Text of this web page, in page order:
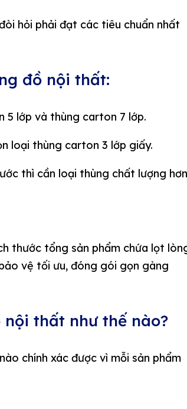
hỏi phải đạt các tiêu chuẩn nhất
đồ nội thất:
5 lớp và thùng carton 7 lớp.
loại thùng carton 3 lớp giấy.
thì cần loại thùng chất lượng hơn
thước tổng sản phẩm chứa lọt
vệ tối ưu, đóng gói gọn gàng
thất như thế nào?
chính xác được vì mỗi sản phẩm